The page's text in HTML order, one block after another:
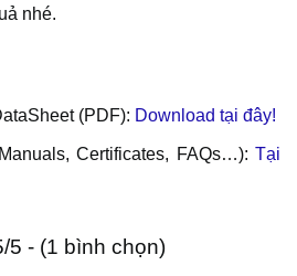
nhé.
(PDF): Download tại đây!
Certificates, FAQs…): Tại
5 - (1 bình chọn)